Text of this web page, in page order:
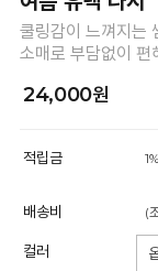
쿨링감이 느껴지는
소매로 부담없이
24,000원
적립금 1%
배송비 (
컬러